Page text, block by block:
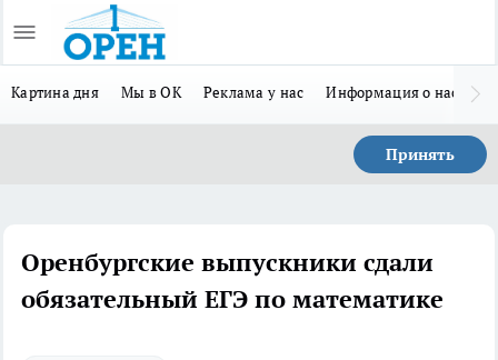
Картина дня Мы в ОК Реклама у нас Информация о нас
Принять
Оренбургские выпускники сдали
обязательный ЕГЭ по математике